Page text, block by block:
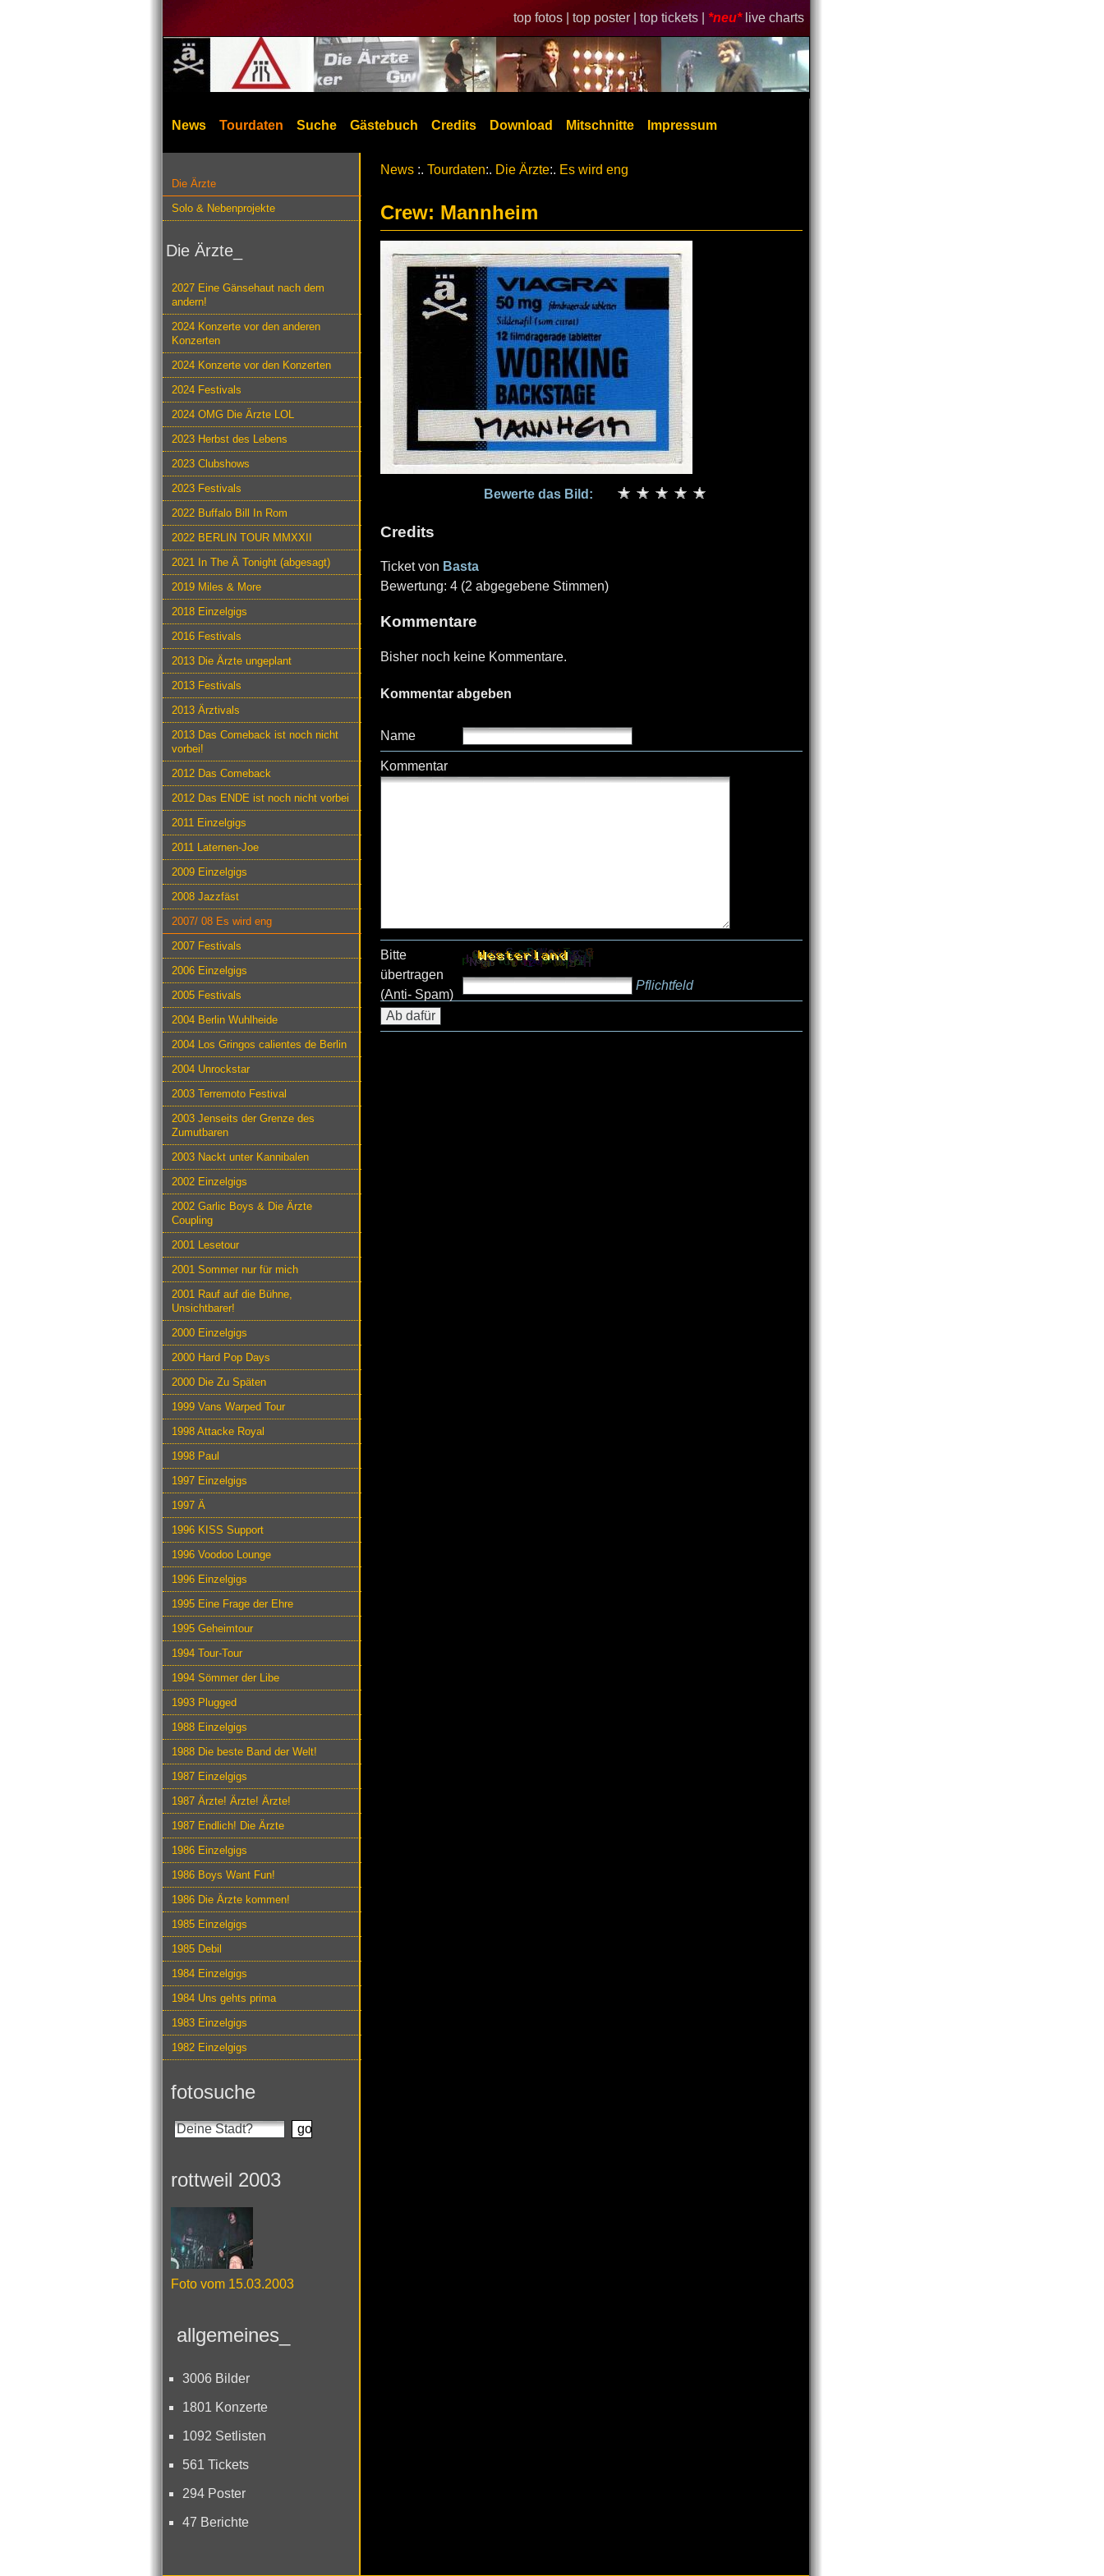
top fotos | top poster | top tickets | *neu* live charts
News Tourdaten Suche Gästebuch Credits Download Mitschnitte Impressum
Die Ärzte
Solo & Nebenprojekte
Die Ärzte_
2027 Eine Gänsehaut nach dem
andern!
2024 Konzerte vor den anderen
Konzerten
2024 Konzerte vor den Konzerten
2024 Festivals
2024 OMG Die Ärzte LOL
2023 Herbst des Lebens
2023 Clubshows
2023 Festivals
2022 Buffalo Bill In Rom
2022 BERLIN TOUR MMXXII
2021 In The Ä Tonight (abgesagt)
2019 Miles & More
2018 Einzelgigs
2016 Festivals
2013 Die Ärzte ungeplant
2013 Festivals
2013 Ärztivals
2013 Das Comeback ist noch nicht
vorbei!
2012 Das Comeback
2012 Das ENDE ist noch nicht vorbei
2011 Einzelgigs
2011 Laternen-Joe
2009 Einzelgigs
2008 Jazzfäst
2007/ 08 Es wird eng
2007 Festivals
2006 Einzelgigs
2005 Festivals
2004 Berlin Wuhlheide
2004 Los Gringos calientes de Berlin
2004 Unrockstar
2003 Terremoto Festival
2003 Jenseits der Grenze des
Zumutbaren
2003 Nackt unter Kannibalen
2002 Einzelgigs
2002 Garlic Boys & Die Ärzte
Coupling
2001 Lesetour
2001 Sommer nur für mich
2001 Rauf auf die Bühne,
Unsichtbarer!
2000 Einzelgigs
2000 Hard Pop Days
2000 Die Zu Späten
1999 Vans Warped Tour
1998 Attacke Royal
1998 Paul
1997 Einzelgigs
1997 Ä
1996 KISS Support
1996 Voodoo Lounge
1996 Einzelgigs
1995 Eine Frage der Ehre
1995 Geheimtour
1994 Tour-Tour
1994 Sömmer der Libe
1993 Plugged
1988 Einzelgigs
1988 Die beste Band der Welt!
1987 Einzelgigs
1987 Ärzte! Ärzte! Ärzte!
1987 Endlich! Die Ärzte
1986 Einzelgigs
1986 Boys Want Fun!
1986 Die Ärzte kommen!
1985 Einzelgigs
1985 Debil
1984 Einzelgigs
1984 Uns gehts prima
1983 Einzelgigs
1982 Einzelgigs
fotosuche
rottweil 2003
Foto vom 15.03.2003
allgemeines_
3006 Bilder
1801 Konzerte
1092 Setlisten
561 Tickets
294 Poster
47 Berichte
News :. Tourdaten:. Die Ärzte:. Es wird eng
Crew: Mannheim
Bewerte das Bild:
Credits
Ticket von Basta
Bewertung: 4 (2 abgegebene Stimmen)
Kommentare
Bisher noch keine Kommentare.
Kommentar abgeben
Name
Kommentar
Bitte
übertragen
(Anti- Spam)
Pflichtfeld